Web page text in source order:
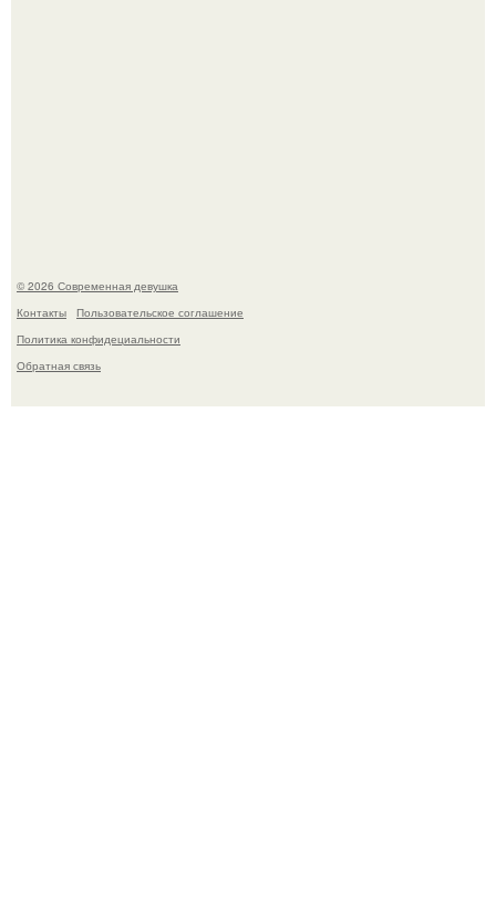
© 2026 Современная девушка
Контакты
Пользовательское соглашение
Политика конфидециальности
Обратная связь